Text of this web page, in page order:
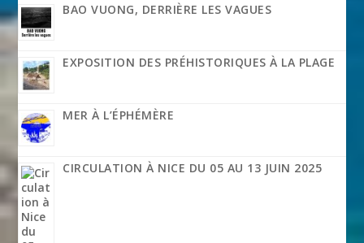
BAO VUONG, DERRIÈRE LES VAGUES
EXPOSITION DES PRÉHISTORIQUES À LA PLAGE
MER À L’ÉPHÉMÈRE
CIRCULATION À NICE DU 05 AU 13 JUIN 2025